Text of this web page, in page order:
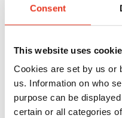
Consent
This website uses
Cookies are set by us or
us. Information on who
purpose can be
certain or all categories
P36i - 1 x 5
mm +
mecanismo
de corte
OMDD
2x2mm